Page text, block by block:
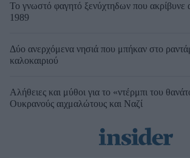
Το γνωστό φαγητό ξενύχτηδων που ακρίβυνε
1989
Δύο ανερχόμενα νησιά που μπήκαν στο
καλοκαιριού
Αλήθειες και μύθοι για το «ντέρμπι του
Ουκρανούς αιχμαλώτους και Ναζί